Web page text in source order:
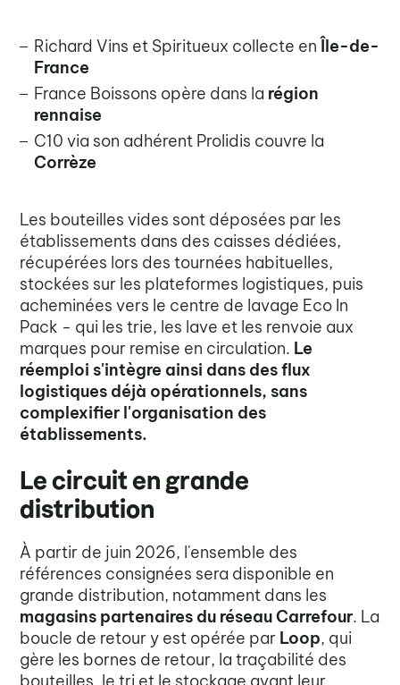
Richard Vins et Spiritueux collecte en Île-de-
France
France Boissons opère dans la région
rennaise
C10 via son adhérent Prolidis couvre la
Corrèze
Les bouteilles vides sont déposées par les
établissements dans des caisses dédiées,
récupérées lors des tournées habituelles,
stockées sur les plateformes logistiques, puis
acheminées vers le centre de lavage Eco In
Pack - qui les trie, les lave et les renvoie aux
marques pour remise en circulation. Le
réemploi s'intègre ainsi dans des flux
logistiques déjà opérationnels, sans
complexifier l'organisation des
établissements.
Le circuit en grande
distribution
À partir de juin 2026, l'ensemble des
références consignées sera disponible en
grande distribution, notamment dans les
magasins partenaires du réseau Carrefour. La
boucle de retour y est opérée par Loop, qui
gère les bornes de retour, la traçabilité des
bouteilles, le tri et le stockage avant leur